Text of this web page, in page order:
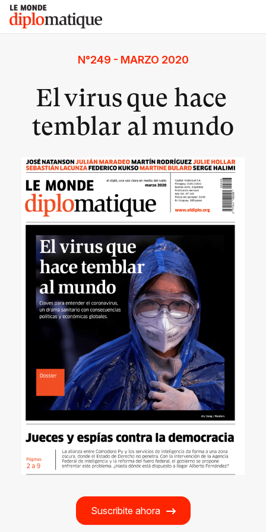
Skip
content
Le monde diplomatique
N°249 - MARZO 2020
El virus que hace
temblar al mundo
Suscribite ahora